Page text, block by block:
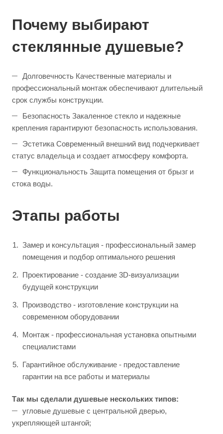
Почему выбирают
стеклянные душевые?
Долговечность Качественные материалы и
профессиональный монтаж обеспечивают длительный
срок службы конструкции.
Безопасность Закаленное стекло и надежные
крепления гарантируют безопасность использования.
Эстетика Современный внешний вид подчеркивает
статус владельца и создает атмосферу комфорта.
Функциональность Защита помещения от брызг и
стока воды.
Этапы работы
Замер и консультация - профессиональный замер
помещения и подбор оптимального решения
Проектирование - создание 3D-визуализации
будущей конструкции
Производство - изготовление конструкции на
современном оборудовании
Монтаж - профессиональная установка опытными
специалистами
Гарантийное обслуживание - предоставление
гарантии на все работы и материалы
Так мы сделали душевые нескольких типов:
угловые душевые с центральной дверью,
укрепляющей штангой;